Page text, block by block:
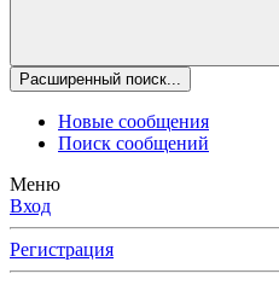
Расширенный поиск...
Новые сообщения
Поиск сообщений
Меню
Вход
Регистрация